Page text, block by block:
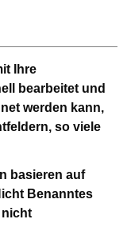
Ihre
bearbeitet und
werden kann,
so viele
basieren auf
Benanntes
nicht